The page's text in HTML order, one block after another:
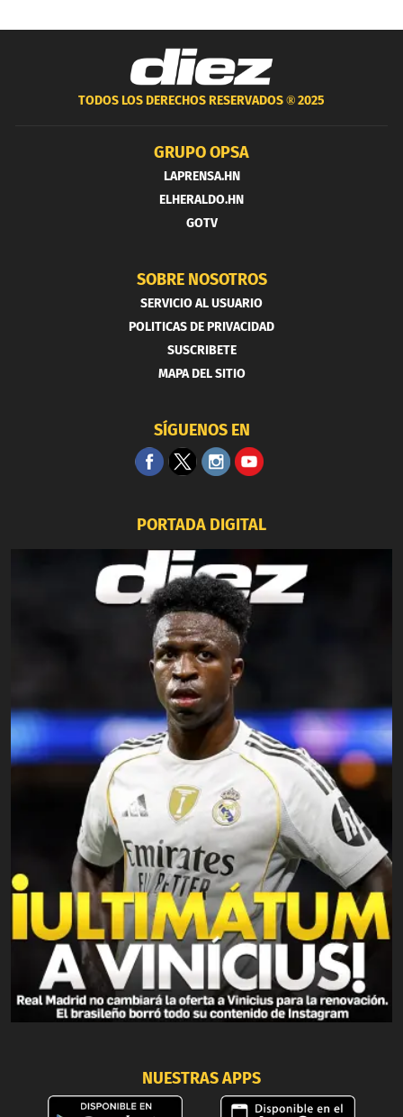
TODOS LOS DERECHOS RESERVADOS ®2025
GRUPO OPSA
LAPRENSA.HN
ELHERALDO.HN
GOTV
SOBRE NOSOTROS
SERVICIO AL USUARIO
POLITICAS DE PRIVACIDAD
SUSCRIBETE
MAPA DEL SITIO
SÍGUENOS EN
PORTADA DIGITAL
NUESTRAS APPS